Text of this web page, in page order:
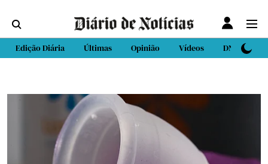
Edição Diária Últimas Opinião Vídeos DN Sport